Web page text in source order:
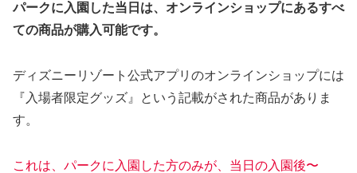
パークに入園した当日は、オンラインショップにあるすべ
ての商品が購入可能です。
ディズニーリゾート公式アプリのオンラインショップには
『入場者限定グッズ』という記載がされた商品がありま
す。
これは、パークに入園した方のみが、当日の入園後〜